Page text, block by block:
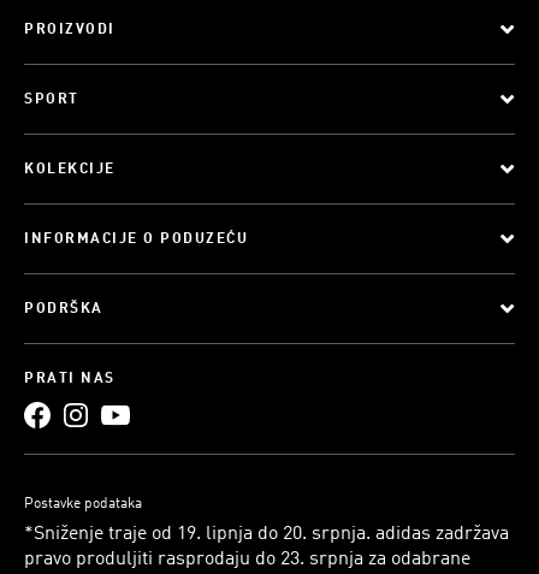
PROIZVODI
SPORT
KOLEKCIJE
INFORMACIJE O PODUZEĆU
PODRŠKA
PRATI NAS
Postavke podataka
*Sniženje traje od 19. lipnja do 20. srpnja. adidas zadržava
pravo produljiti rasprodaju do 23. srpnja za odabrane